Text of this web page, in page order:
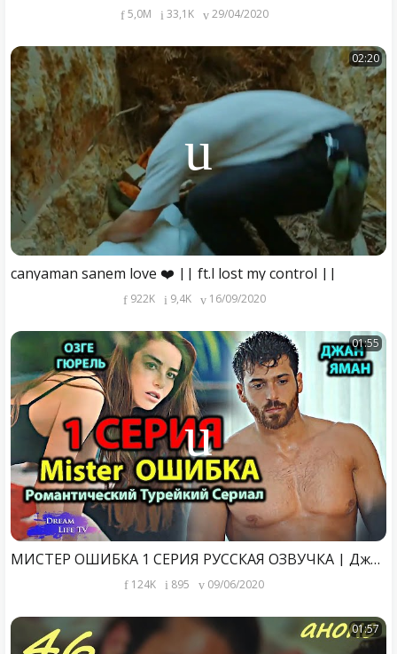
5,0M 33,1K 29/04/2020
02:20
canyaman sanem love ❤️ || ft.l lost my control ||
922K 9,4K 16/09/2020
01:55
МИСТЕР ОШИБКА 1 СЕРИЯ РУССКАЯ ОЗВУЧКА | Джан Яман и Озге Гюрел
124K 895 09/06/2020
01:57